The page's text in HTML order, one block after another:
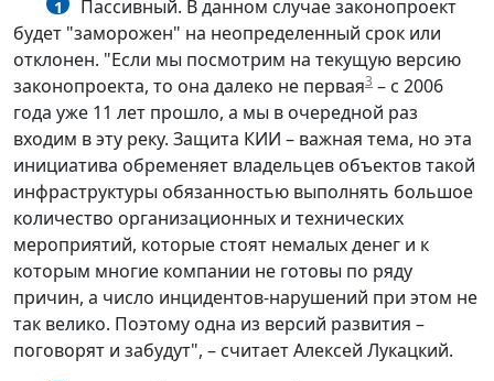
1
Пассивный. В данном случае законопроект
будет "заморожен" на неопределенный срок или
отклонен. "Если мы посмотрим на текущую версию
законопроекта, то она далеко не первая3 – с 2006
года уже 11 лет прошло, а мы в очередной раз
входим в эту реку. Защита КИИ – важная тема, но эта
инициатива обременяет владельцев объектов такой
инфраструктуры обязанностью выполнять большое
количество организационных и технических
мероприятий, которые стоят немалых денег и к
которым многие компании не готовы по ряду
причин, а число инцидентов-нарушений при этом не
так велико. Поэтому одна из версий развития –
поговорят и забудут", – считает Алексей Лукацкий.